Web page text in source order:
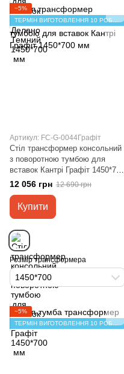
−5%
Артикул: FC-G-0044Графіт
Стіл трансформер консольний
з поворотною тумбою для
вставок Кантрі Графіт 1450*700
мм
12 056 грн 12 690 грн
Купити
Розмір трансформера
1450*700
−5%